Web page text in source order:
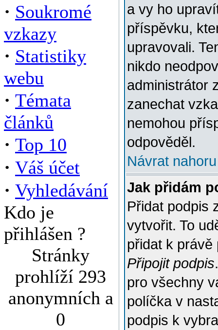
· Soukromé
vzkazy
· Statistiky
webu
· Témata
článků
· Top 10
· Váš účet
· Vyhledávání
Kdo je
přihlášen ?
Stránky
prohlíží 293
anonymních a
0
a vy ho
příspěvku,
upravovali.
nikdo
administrátor
zanechat
nemohou
odpověděl.
Návrat nahoru
Jak přidám
Přidat podpis
vytvořit. To
přidat k
Připojit podpis
pro všechny
políčka v
podpis k